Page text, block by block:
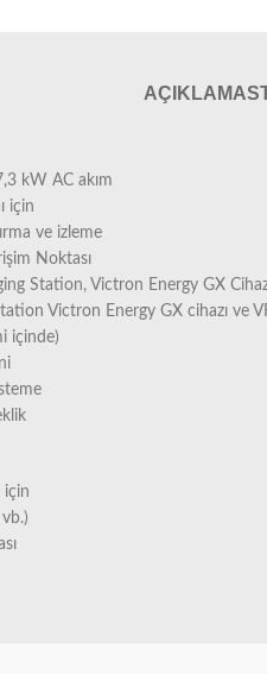
AÇIKLAMA
kW AC akım
için
ve izleme
Noktası
Station, Victron Energy GX
Victron Energy GX cihazı ve
içinde)
için